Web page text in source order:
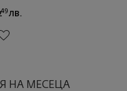
49 лв.
НА МЕСЕЦА